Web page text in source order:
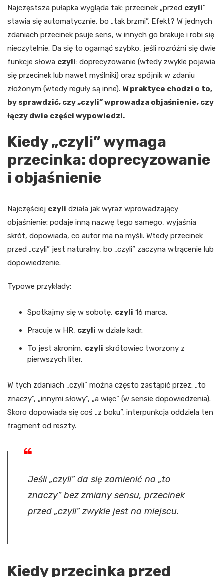
Najczęstsza pułapka wygląda tak: przecinek „przed czyli”
stawia się automatycznie, bo „tak brzmi”. Efekt? W jednych
zdaniach przecinek psuje sens, w innych go brakuje i robi się
nieczytelnie. Da się to ogarnąć szybko, jeśli rozróżni się dwie
funkcje słowa czyli: doprecyzowanie (wtedy zwykle pojawia
się przecinek lub nawet myślniki) oraz spójnik w zdaniu
złożonym (wtedy reguły są inne). W praktyce chodzi o to,
by sprawdzić, czy „czyli” wprowadza objaśnienie, czy
łączy dwie części wypowiedzi.
Kiedy „czyli” wymaga
przecinka: doprecyzowanie
i objaśnienie
Najczęściej czyli działa jak wyraz wprowadzający
objaśnienie: podaje inną nazwę tego samego, wyjaśnia
skrót, dopowiada, co autor ma na myśli. Wtedy przecinek
przed „czyli” jest naturalny, bo „czyli” zaczyna wtrącenie lub
dopowiedzenie.
Typowe przykłady:
Spotkajmy się w sobotę, czyli 16 marca.
Pracuje w HR, czyli w dziale kadr.
To jest akronim, czyli skrótowiec tworzony z
pierwszych liter.
W tych zdaniach „czyli” można często zastąpić przez: „to
znaczy”, „innymi słowy”, „a więc” (w sensie dopowiedzenia).
Skoro dopowiada się coś „z boku”, interpunkcja oddziela ten
fragment od reszty.
Jeśli „czyli” da się zamienić na „to
znaczy” bez zmiany sensu, przecinek
przed „czyli” zwykle jest na miejscu.
Kiedy przecinka przed